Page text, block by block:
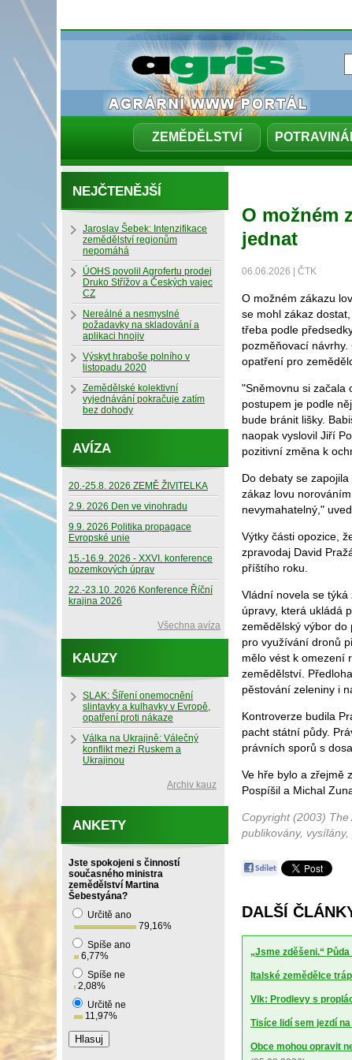
ZEMĚDĚLSTVÍ
O možném
jednat
06.06.2026 | ČTK
O možném zákazu
se mohl zákaz
třeba podle
pozměňovací
opatření pro
"Sněmovnu si začala
postupem je podle
bude bránit lišky.
naopak vyslovil Jiří
pozitivní změna k
Do debaty se
zákaz lovu
nevymahatelný,"
Výtky části opozice,
zpravodaj David
příštího roku.
Vládní novela se
úpravy, která ukládá
zemědělský výbor
pro využívání dronů
mělo vést k omezení
zemědělství.
pěstování zeleniny i
Kontroverze budila
pacht státní půdy.
právních sporů s
Ve hře bylo a zřejmě
Pospíšil a Michal
Copyright (2003)
publikovány,
DALŠÍ
„Jsme zděšeni.“
Italské zemědělce
Vlk: Prodlevy s
Tisíce lidí sem jezdí
Obce mohou opravit
NEJČTENĚJŠÍ
Jaroslav Šebek: Intenzifikace
zemědělství regionům
nepomáhá
ÚOHS povolil Agrofertu prodej
Druko Střížov a Českých vajec
CZ
Nereálné a nesmyslné
požadavky na skladování a
aplikaci hnojiv
Výskyt hraboše polního v
listopadu 2020
Zemědělské kolektivní
vyjednávání pokračuje zatím
bez dohody
AVÍZA
20.-25.8. 2026 ZEMĚ ŽIVITELKA
2.9. 2026 Den ve vinohradu
9.9. 2026 Politika propagace
Evropské unie
15.-16.9. 2026 - XXVI. konference
pozemkových úprav
22.-23.10. 2026 Konference Říční
krajina 2026
Všechna avíza
KAUZY
SLAK: Šíření onemocnění
slintavky a kulhavky v Evropě,
opatření proti nákaze
Válka na Ukrajině: Válečný
konflikt mezi Ruskem a
Ukrajinou
Archiv kauz
ANKETY
Jste spokojeni s činností
současného ministra
zemědělství Martina
Šebestyána?
Určitě ano
79,16%
Spíše ano
6,77%
Spíše ne
2,08%
Určitě ne
11,97%